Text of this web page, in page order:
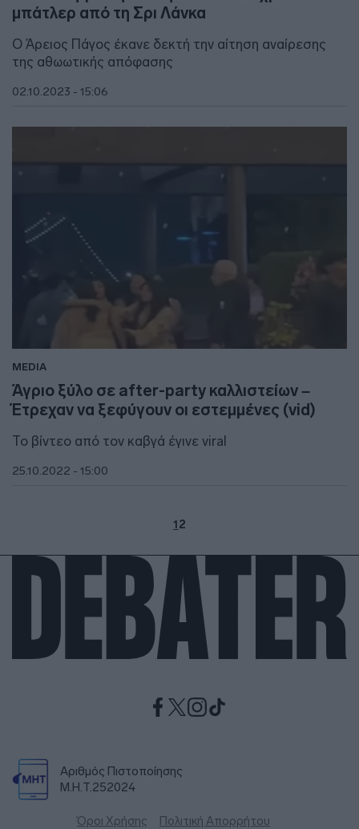
μπάτλερ από τη Σρι Λάνκα
Ο Άρειος Πάγος έκανε δεκτή την αίτηση αναίρεσης
της αθωωτικής απόφασης
02.10.2023 - 15:06
MEDIA
Άγριο ξύλο σε after-party καλλιστείων –
Έτρεχαν να ξεφύγουν οι εστεμμένες (vid)
Το βίντεο από τον καβγά έγινε viral
25.10.2022 - 15:00
12
Αριθμός Πιστοποίησης
Μ.Η.Τ.252024
Όροι Χρήσης Πολιτική Απορρήτου